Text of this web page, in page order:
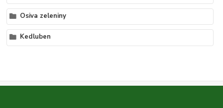
Osiva zeleniny
Kedluben